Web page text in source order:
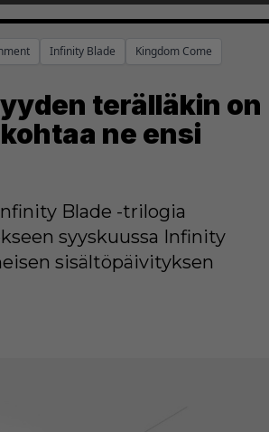
Infinity Blade Kingdom Come
terälläkin on
ne ensi
Blade -trilogia
syyskuussa Infinity
sisältöpäivityksen